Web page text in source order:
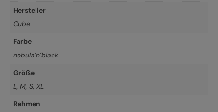
Hersteller
Cube
Farbe
nebula´n´black
Größe
L, M, S, XL
Rahmen